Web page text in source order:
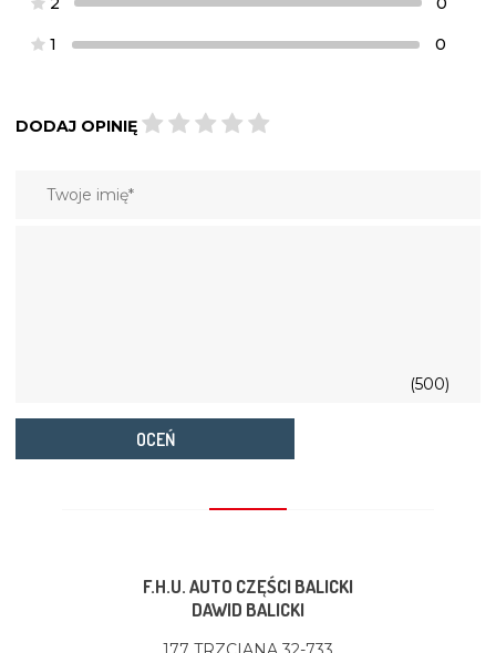
1 0
DODAJ OPINIĘ
(500)
OCEŃ
F.H.U. AUTO CZĘŚCI BALICKI
DAWID BALICKI